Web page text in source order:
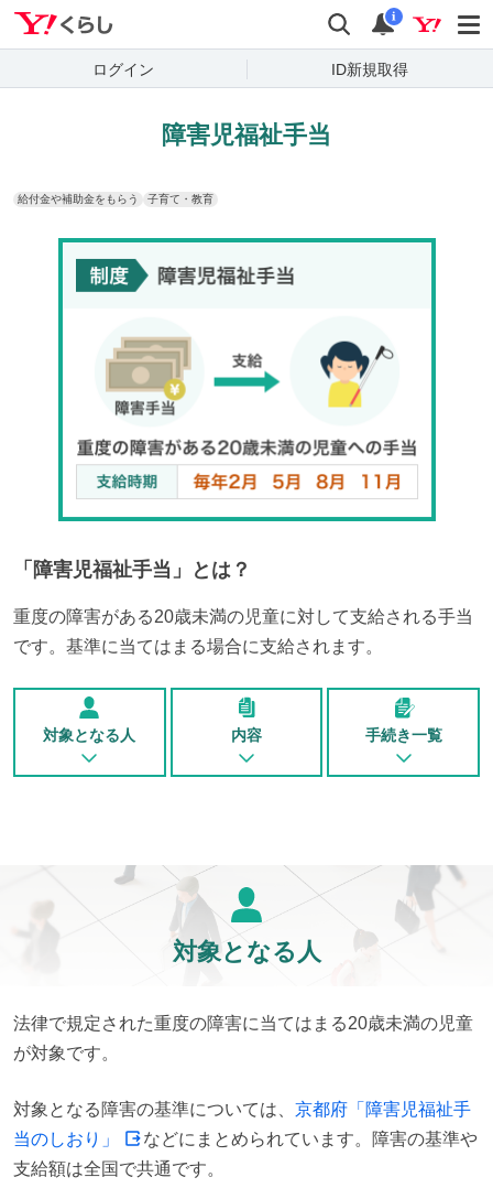
検索 通知
i
ログイン ID新規取得
障害児福祉手当
給付金や補助金をもらう 子育て・教育
「 障害児福祉手当 」とは？
重度の障害がある20歳未満の児童に対して支給される手当
です。基準に当てはまる場合に支給されます。
対象となる人 内容 手続き一覧
対象となる人
法律で規定された重度の障害に当てはまる20歳未満の児童
が対象です。
対象となる障害の基準については、 京都府「障害児福祉手
当のしおり」
などにまとめられています。障害の基準や
支給額は全国で共通です。